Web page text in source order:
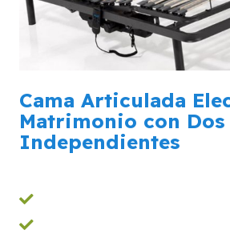
Cama Articulada
Matrimonio con Dos
Independientes